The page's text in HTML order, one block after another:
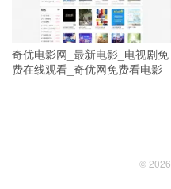
奇优电影网_最新电影_电视剧免
费在线观看_奇优网免费看电影
© 2026